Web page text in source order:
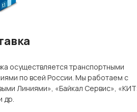
осуществляется транспортными
по всей России. Мы работаем с
Линиями», «Байкал Сервис»,
др.